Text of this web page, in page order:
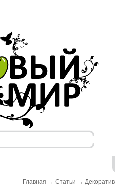
Главная → Статьи →